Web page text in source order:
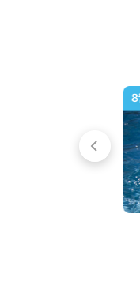
제주렌트카 최저가는 차량
2. 보험 조건은 가격만큼
완전자차와 슈퍼자차는 업
3. 제주공항 접근성과
제주 렌트카는 차량 인수